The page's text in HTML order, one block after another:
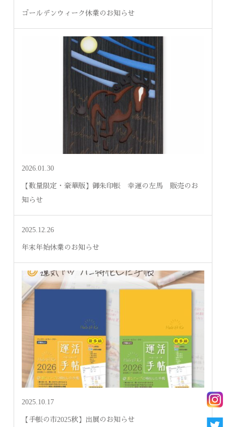
ゴールデンウィーク休業のお知らせ
2026.01.30
【数量限定・豪華版】御朱印帳 幸運の左馬 販売のお
知らせ
2025.12.26
年末年始休業のお知らせ
2025.10.17
【手帳の市2025秋】出展のお知らせ